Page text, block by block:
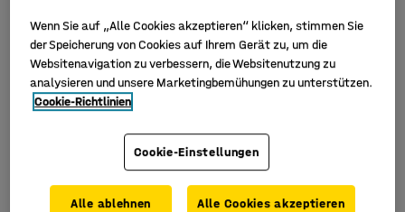
Wenn Sie auf „Alle Cookies akzeptieren“ klicken, stimmen Sie
der Speicherung von Cookies auf Ihrem Gerät zu, um die
Websitenavigation zu verbessern, die Websitenutzung zu
analysieren und unsere Marketingbemühungen zu unterstützen.
Cookie-Richtlinien
Cookie-Einstellungen
Alle ablehnen Alle Cookies akzeptieren